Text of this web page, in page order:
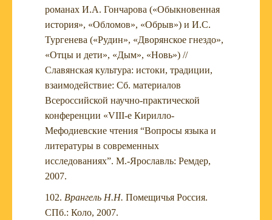
романах И.А. Гончарова («Обыкновенная
история», «Обломов», «Обрыв») и И.С.
Тургенева («Рудин», «Дворянское гнездо»,
«Отцы и дети», «Дым», «Новь») //
Славянская культура: истоки, традиции,
взаимодействие: Сб. материалов
Всероссийской научно-практической
конференции «VIII-е Кирилло-
Мефодиевские чтения “Вопросы языка и
литературы в современных
исследованиях”. М.-Ярославль: Ремдер,
2007.
Врангель Н.Н. Помещичья Россия.
СПб.: Коло, 2007.